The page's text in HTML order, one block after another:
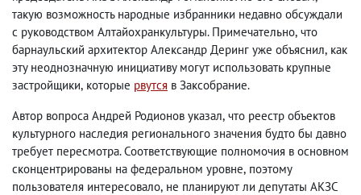
такую возможность народные избранники недавно обсуждали
с руководством Алтайохранкультуры. Примечательно, что
барнаульский архитектор Александр Деринг уже объяснил, как
эту неоднозначную инициативу могут использовать крупные
застройщики, которые рвутся в Заксобрание.
Автор вопроса Андрей Родионов указал, что реестр объектов
культурного наследия регионального значения будто бы давно
требует пересмотра. Соответствующие полномочия в основном
сконцентрированы на федеральном уровне, поэтому
пользователя интересовало, не планируют ли депутаты АКЗС